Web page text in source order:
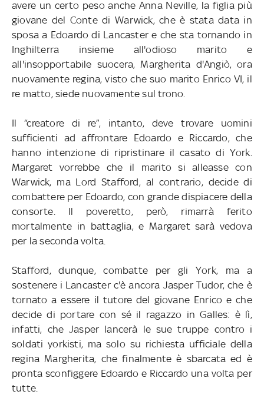
avere un certo peso anche Anna Neville, la figlia più
giovane del Conte di Warwick, che è stata data in
sposa a Edoardo di Lancaster e che sta tornando in
Inghilterra insieme all'odioso marito e
all'insopportabile suocera, Margherita d'Angiò, ora
nuovamente regina, visto che suo marito Enrico VI, il
re matto, siede nuovamente sul trono.
Il “creatore di re”, intanto, deve trovare uomini
sufficienti ad affrontare Edoardo e Riccardo, che
hanno intenzione di ripristinare il casato di York.
Margaret vorrebbe che il marito si alleasse con
Warwick, ma Lord Stafford, al contrario, decide di
combattere per Edoardo, con grande dispiacere della
consorte. Il poveretto, però, rimarrà ferito
mortalmente in battaglia, e Margaret sarà vedova
per la seconda volta.
Stafford, dunque, combatte per gli York, ma a
sostenere i Lancaster c'è ancora Jasper Tudor, che è
tornato a essere il tutore del giovane Enrico e che
decide di portare con sé il ragazzo in Galles: è lì,
infatti, che Jasper lancerà le sue truppe contro i
soldati yorkisti, ma solo su richiesta ufficiale della
regina Margherita, che finalmente è sbarcata ed è
pronta sconfiggere Edoardo e Riccardo una volta per
tutte.